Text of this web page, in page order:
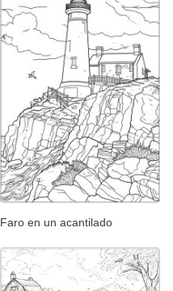
Faro en un acantilado